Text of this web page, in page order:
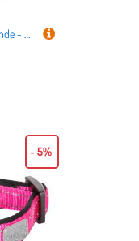
ADAPTIL® Calm Halsband für Hunde - 2 Stück im Sparset (für kleine Hunde bis 15 kg)
- 5%